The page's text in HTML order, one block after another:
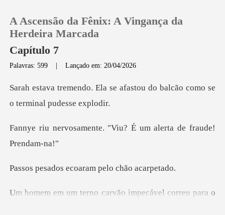
Loja
Histórico
Baixar App
A Ascensão da Fênix: A Vingança da
Herdeira Marcada
Capítulo 7
Palavras: 599 |Lançado em: 20/04/2026
e afastou do balcão como se
e. "Viu? É um alerta d
ecoaram pelo
o